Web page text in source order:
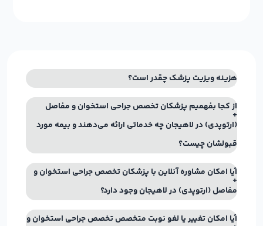
هزینه ویزیت پزشک چقدر است؟
از کجا بفهمیم پزشکان تخصص جراحی استخوان و مفاصل
(ارتوپدی) در لاهیجان چه خدماتی ارائه می‌دهند و بیمه مورد
قبولشان چیست؟
آیا امکان مشاوره آنلاین با پزشکان تخصص جراحی استخوان و
مفاصل (ارتوپدی) در لاهیجان وجود دارد؟
آیا امکان تغییر یا لغو نوبت متخصص تخصص جراحی استخوان و